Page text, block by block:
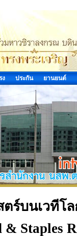
ง ประกัน ยานยนต์
ตร์บนเวทีโ
Staples